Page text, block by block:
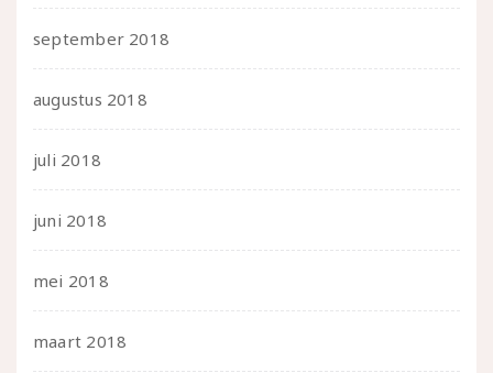
september 2018
augustus 2018
juli 2018
juni 2018
mei 2018
maart 2018